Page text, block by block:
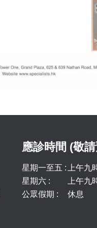
應診時間 (敬
星期一至五 :
上午九
星期六 :
上午九
公眾假期 :
休息